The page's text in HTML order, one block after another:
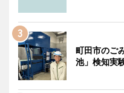
町田市のご
池」検知実